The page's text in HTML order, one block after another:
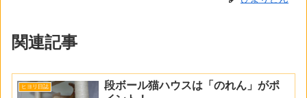
関連記事
ヒヨリ日誌
段ボール猫ハウスは「のれん」がポ